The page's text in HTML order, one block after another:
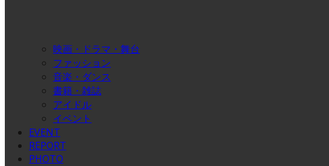
映画・ドラマ・舞台
ファッション
音楽・ダンス
書籍・雑誌
アイドル
イベント
EVENT
REPORT
PHOTO